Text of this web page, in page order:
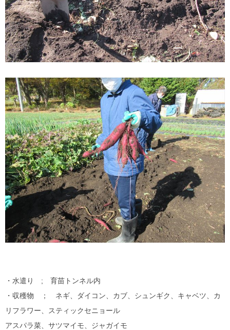
・水遣り ; 育苗トンネル内
・収穫物 ； ネギ、ダイコン、カブ、シュンギク、キャベツ、カ
リフラワー、スティックセニョール
アスパラ菜、サツマイモ、ジャガイモ